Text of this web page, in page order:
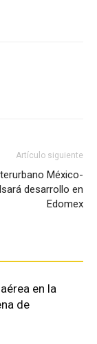
Artículo siguiente
México-
desarrollo en
Edomex
en la
de